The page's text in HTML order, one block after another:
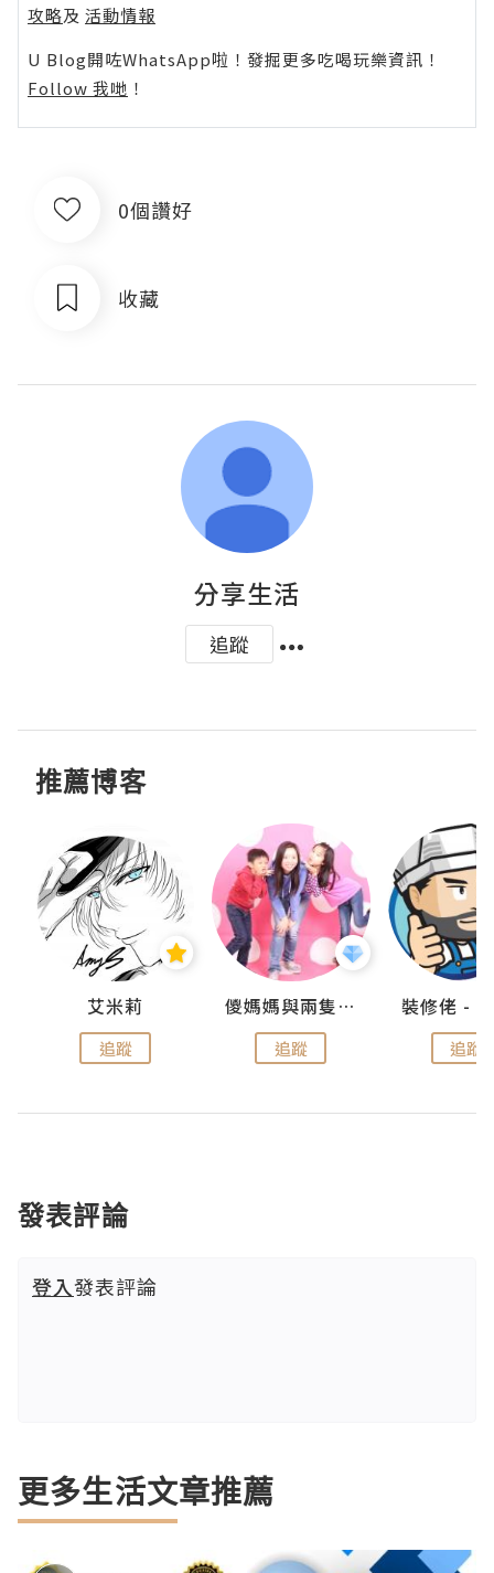
攻略及 活動情報
U Blog開咗WhatsApp啦！發掘更多吃喝玩樂資訊！
Follow 我哋 ！
0個讚好
收藏
分享生活
追蹤
推薦博客
艾米莉
追蹤
儍媽媽與兩隻小魔怪之家
追蹤 追蹤
發表評論
登入發表評論
更多生活文章推薦